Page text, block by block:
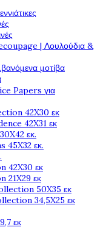
| Λουλούδια &
μοτίβα
Papers για
42X30 εκ
42X31 εκ
εκ.
45X32 εκ.
42X30 εκ
21X29 εκ
50X35 εκ
34,5X25 εκ
εκ